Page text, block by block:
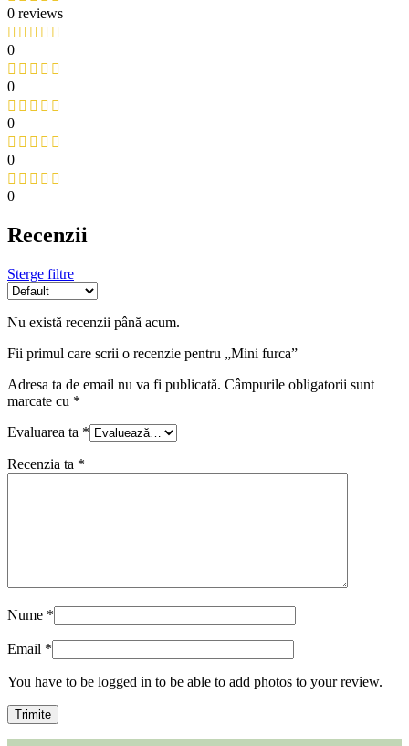
0 reviews
0
0
0
0
0
Recenzii
Sterge filtre
Nu există recenzii până acum.
Fii primul care scrii o recenzie pentru „Mini furca”
Adresa ta de email nu va fi publicată. Câmpurile obligatorii sunt
marcate cu *
Evaluarea ta *
Recenzia ta *
Nume *
Email *
You have to be logged in to be able to add photos to your review.